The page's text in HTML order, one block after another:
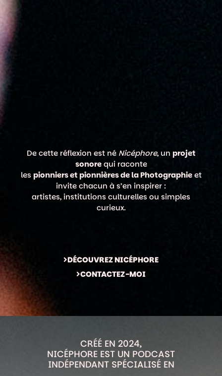
De cette réflexion est né Nicéphore, un projet
sonorequi raconte
les pionniers et pionnières de la Photographieet
invite chacun à s’en inspirer :
artistes, institutions culturelles ou simples
curieux.
DÉCOUVREZ NICÉPHORE
CONTACTEZ-MOI
CRÉÉ EN 2024,
NICÉPHORE EST UN PODCAST
INDÉPENDANT SPÉCIALISÉ EN